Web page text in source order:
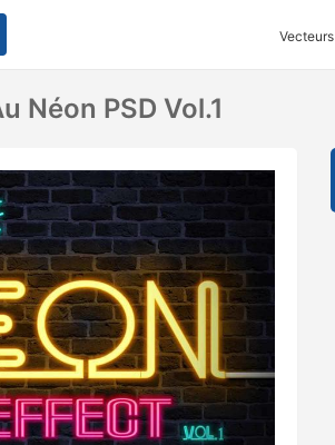
Vecteurs
Néon PSD Vol.1